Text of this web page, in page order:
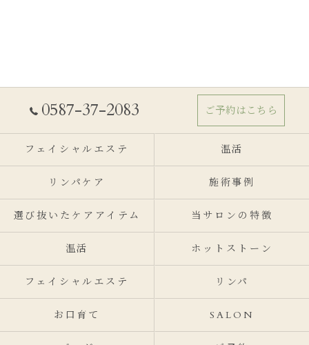
0587-37-2083 ご予約はこちら
フェイシャルエステ 温活
リンパケア 施術事例
選び抜いたケアアイテム 当サロンの特徴
温活 ホットストーン
フェイシャルエステ リンパ
お口育て SALON